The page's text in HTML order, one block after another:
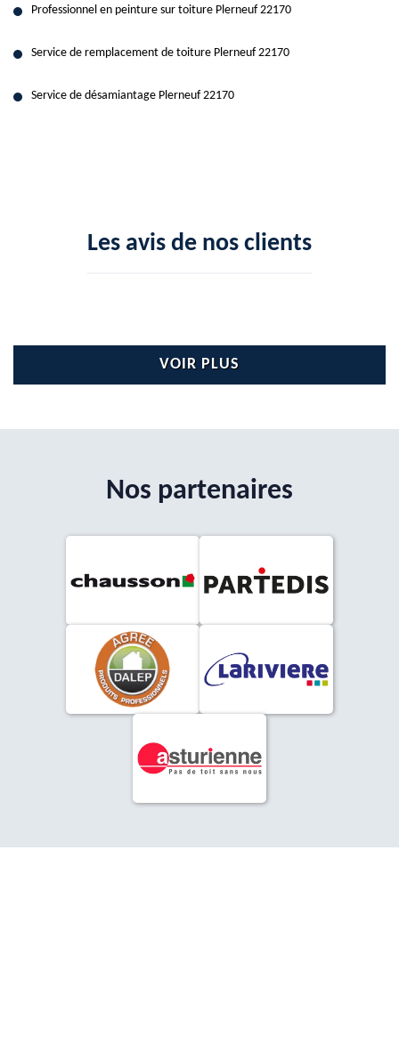
Professionnel en peinture sur toiture Plerneuf 22170
Service de remplacement de toiture Plerneuf 22170
Service de désamiantage Plerneuf 22170
Les avis de nos clients
VOIR PLUS
Nos partenaires